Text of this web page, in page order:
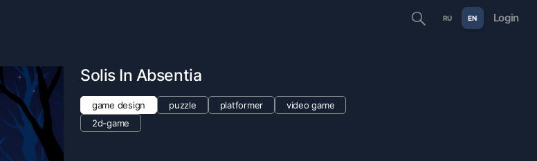
RU EN Login
Solis In Absentia
game design puzzle platformer
video game
2d-game